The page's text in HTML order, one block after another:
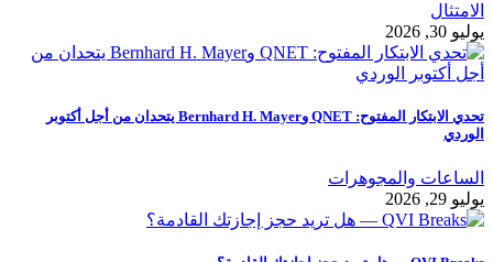
الامتثال
يوليو 30, 2026
تحدي الابتكار المفتوح: QNET وBernhard H. Mayer يتحدان من أجل أكتوبر
الوردي
الساعات والمجوهرات
يوليو 29, 2026